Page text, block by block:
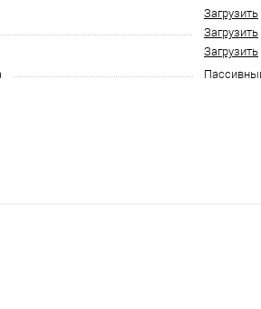
Загрузить
Загрузить
Загрузить